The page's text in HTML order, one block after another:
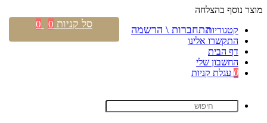
מוצר נוסף בהצלחה
קטגוריות
התקשרו אלינו
דף הבית
החשבון שלי
0 עגלת קניות
התחברות \ הרשמה סל קניות 0
0